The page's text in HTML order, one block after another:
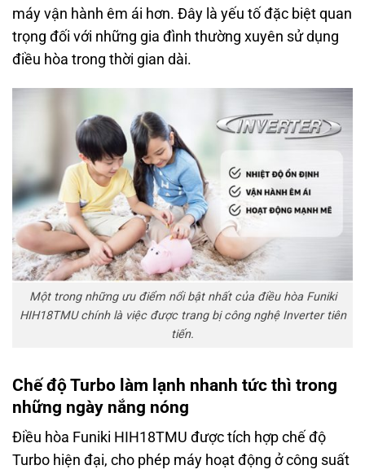
máy vận hành êm ái hơn. Đây là yếu tố đặc biệt quan
trọng đối với những gia đình thường xuyên sử dụng
điều hòa trong thời gian dài.
Một trong những ưu điểm nổi bật nhất của điều hòa Funiki
HIH18TMU chính là việc được trang bị công nghệ Inverter tiên
tiến.
Chế độ Turbo làm lạnh nhanh tức thì trong
những ngày nắng nóng
Điều hòa Funiki HIH18TMU được tích hợp chế độ
Turbo hiện đại, cho phép máy hoạt động ở công suất